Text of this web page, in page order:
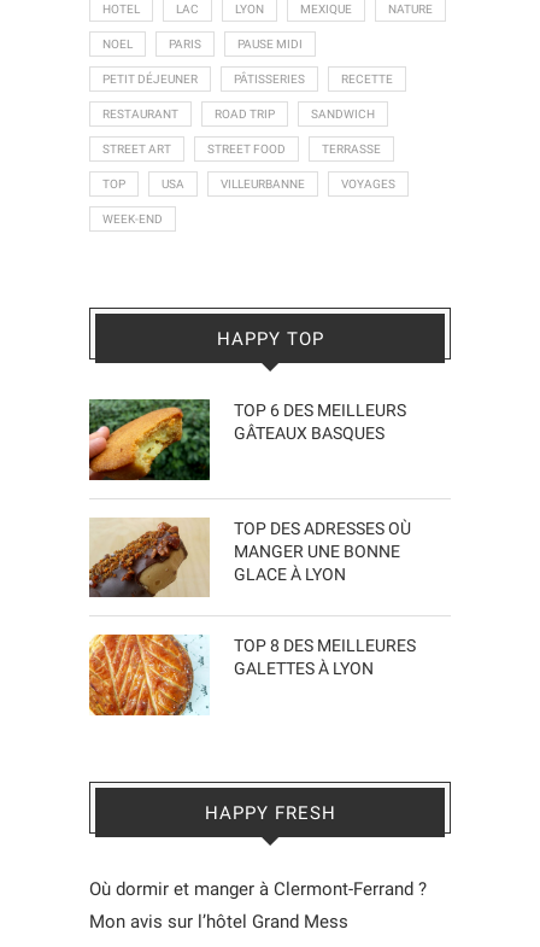
HOTEL LAC LYON MEXIQUE NATURE
NOEL PARIS PAUSE MIDI
PETIT DÉJEUNER PÂTISSERIES RECETTE
RESTAURANT ROAD TRIP SANDWICH
STREET ART STREET FOOD TERRASSE
TOP USA VILLEURBANNE VOYAGES
WEEK-END
HAPPY TOP
TOP 6 DES MEILLEURS
GÂTEAUX BASQUES
TOP DES ADRESSES OÙ
MANGER UNE BONNE
GLACE À LYON
TOP 8 DES MEILLEURES
GALETTES À LYON
HAPPY FRESH
Où dormir et manger à Clermont-Ferrand ?
Mon avis sur l’hôtel Grand Mess